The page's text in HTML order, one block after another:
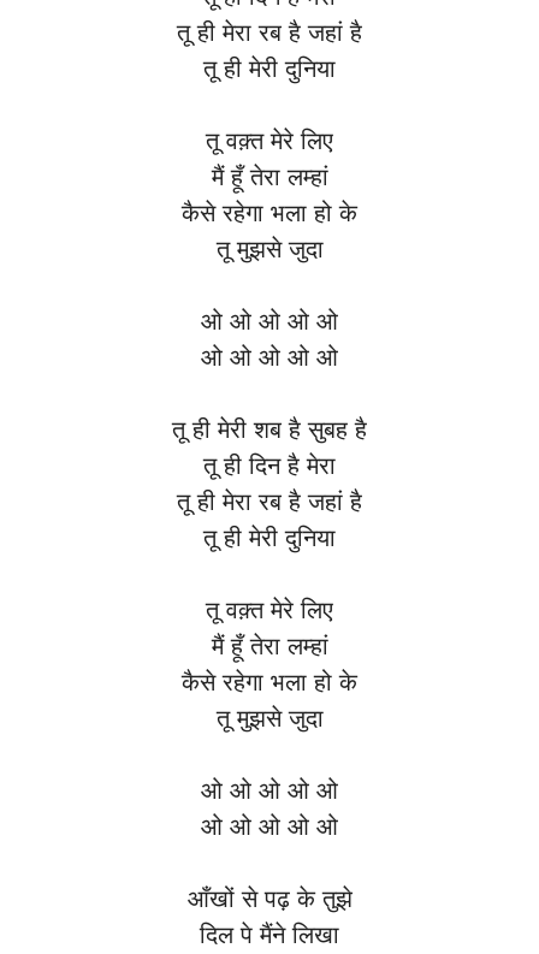
तू ही मेरा रब है जहां है
तू ही मेरी दुनिया
तू वक़्त मेरे लिए
मैं हूँ तेरा लम्हां
कैसे रहेगा भला हो के
तू मुझसे जुदा
ओ ओ ओ ओ ओ
ओ ओ ओ ओ ओ
तू ही मेरी शब है सुबह है
तू ही दिन है मेरा
तू ही मेरा रब है जहां है
तू ही मेरी दुनिया
तू वक़्त मेरे लिए
मैं हूँ तेरा लम्हां
कैसे रहेगा भला हो के
तू मुझसे जुदा
ओ ओ ओ ओ ओ
ओ ओ ओ ओ ओ
आँखों से पढ़ के तुझे
दिल पे मैंने लिखा